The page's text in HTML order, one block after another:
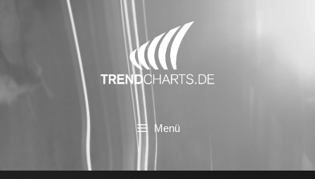
Menü